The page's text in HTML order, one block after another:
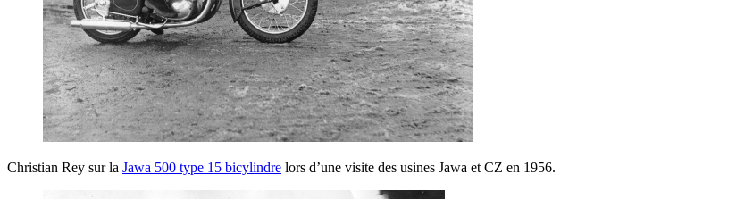
Christian Rey sur la Jawa 500 type 15 bicylindre lors d’une visite des usines Jawa et CZ en 1956.